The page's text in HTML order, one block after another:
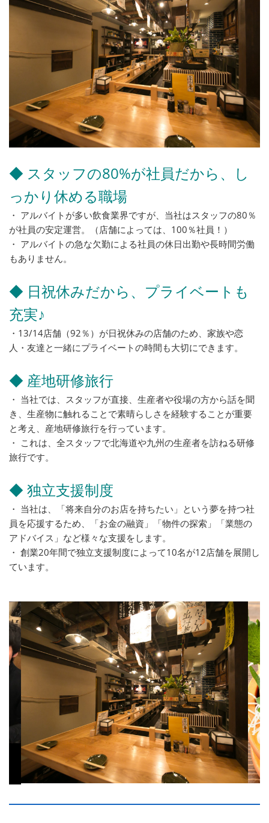
◆ スタッフの80%が社員だから、し
っかり休める職場
・ アルバイトが多い飲食業界ですが、当社はスタッフの80％
が社員の安定運営。（店舗によっては、100％社員！）
・ アルバイトの急な欠勤による社員の休日出勤や長時間労働
もありません。
◆ 日祝休みだから、プライベートも
充実♪
・13/14店舗（92％）が日祝休みの店舗のため、家族や恋
人・友達と一緒にプライベートの時間も大切にできます。
◆ 産地研修旅行
・ 当社では、スタッフが直接、生産者や役場の方から話を聞
き、生産物に触れることで素晴らしさを経験することが重要
と考え、産地研修旅行を行っています。
・ これは、全スタッフで北海道や九州の生産者を訪ねる研修
旅行です。
◆ 独立支援制度
・ 当社は、「将来自分のお店を持ちたい」という夢を持つ社
員を応援するため、「お金の融資」「物件の探索」「業態の
アドバイス」など様々な支援をします。
・ 創業20年間で独立支援制度によって10名が12店舗を展開し
ています。